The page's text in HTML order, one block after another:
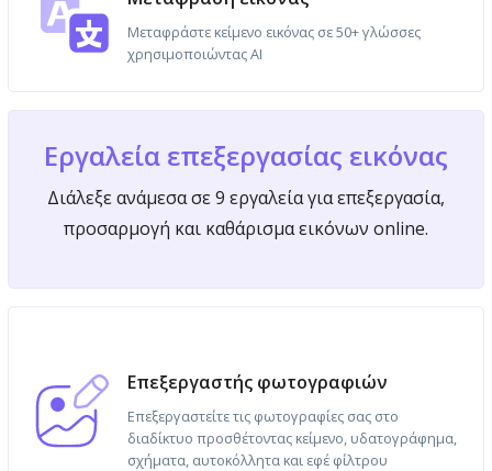
Μεταφράστε κείμενο εικόνας σε 50+ γλώσσες
χρησιμοποιώντας AI
Εργαλεία επεξεργασίας εικόνας
Διάλεξε ανάμεσα σε 9 εργαλεία για επεξεργασία,
προσαρμογή και καθάρισμα εικόνων online.
Επεξεργαστής φωτογραφιών
Επεξεργαστείτε τις φωτογραφίες σας στο
διαδίκτυο προσθέτοντας κείμενο, υδατογράφημα,
σχήματα, αυτοκόλλητα και εφέ φίλτρου